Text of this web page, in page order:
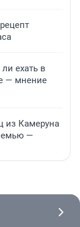
ехать в
— мнение
из Камеруна
—